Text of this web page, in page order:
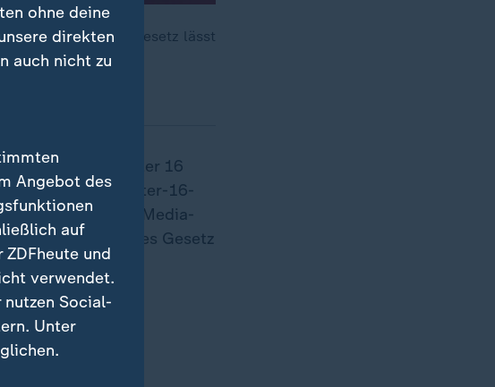
Doch das Gesetz lässt
für Kinder unter 16
Netzwerke für Unter-16-
eines Social-Media-
entsprechendes Gesetz
in Kraft treten.
ohne deine
direkten
auch nicht zu
Angebot des
auf
und
verwendet.
Social-
Unter